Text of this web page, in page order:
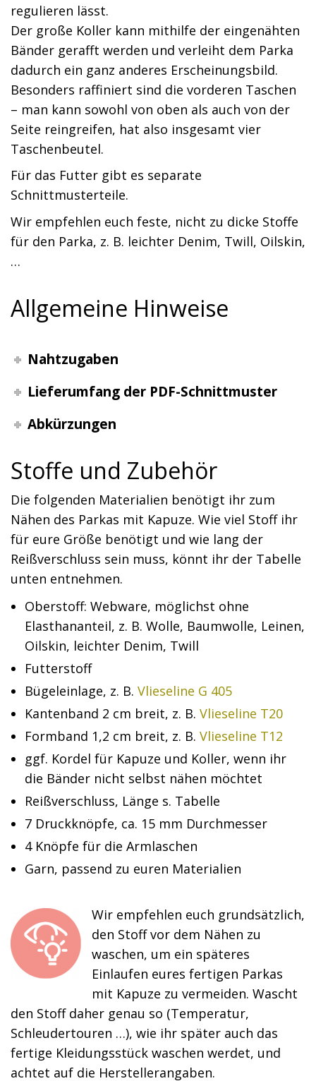
regulieren lässt.
Der große Koller kann mithilfe der eingenähten
Bänder gerafft werden und verleiht dem Parka
dadurch ein ganz anderes Erscheinungsbild.
Besonders raffiniert sind die vorderen Taschen
– man kann sowohl von oben als auch von der
Seite reingreifen, hat also insgesamt vier
Taschenbeutel.
Für das Futter gibt es separate
Schnittmusterteile.
Wir empfehlen euch feste, nicht zu dicke Stoffe
für den Parka, z. B. leichter Denim, Twill, Oilskin,
…
Allgemeine Hinweise
Nahtzugaben
Lieferumfang der PDF-Schnittmuster
Abkürzungen
Stoffe und Zubehör
Die folgenden Materialien benötigt ihr zum
Nähen des Parkas mit Kapuze. Wie viel Stoff ihr
für eure Größe benötigt und wie lang der
Reißverschluss sein muss, könnt ihr der Tabelle
unten entnehmen.
Oberstoff: Webware, möglichst ohne
Elasthananteil, z. B. Wolle, Baumwolle, Leinen,
Oilskin, leichter Denim, Twill
Futterstoff
Bügeleinlage, z. B. Vlieseline G 405
Kantenband 2 cm breit, z. B. Vlieseline T20
Formband 1,2 cm breit, z. B. Vlieseline T12
ggf. Kordel für Kapuze und Koller, wenn ihr
die Bänder nicht selbst nähen möchtet
Reißverschluss, Länge s. Tabelle
7 Druckknöpfe, ca. 15 mm Durchmesser
4 Knöpfe für die Armlaschen
Garn, passend zu euren Materialien
Wir empfehlen euch grundsätzlich,
den Stoff vor dem Nähen zu
waschen, um ein späteres
Einlaufen eures fertigen Parkas
mit Kapuze zu vermeiden. Wascht
den Stoff daher genau so (Temperatur,
Schleudertouren …), wie ihr später auch das
fertige Kleidungsstück waschen werdet, und
achtet auf die Herstellerangaben.